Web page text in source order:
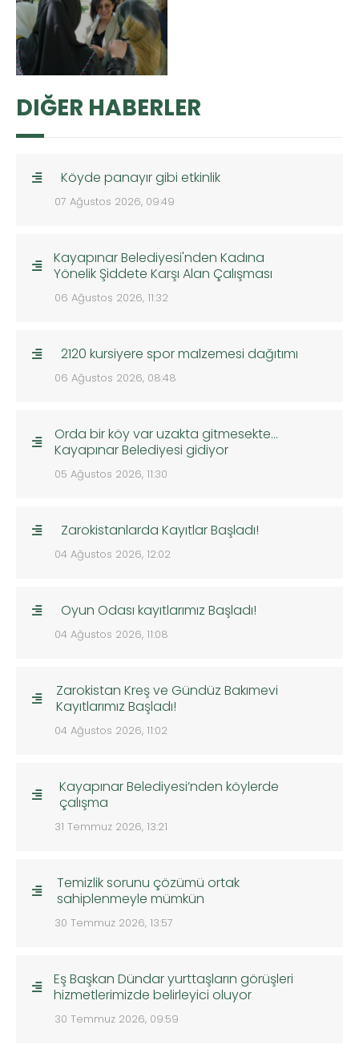
DIĞER HABERLER
Köyde panayır gibi etkinlik
07 Ağustos 2026, 09:49
Kayapınar Belediyesi'nden Kadına
Yönelik Şiddete Karşı Alan Çalışması
06 Ağustos 2026, 11:32
2120 kursiyere spor malzemesi dağıtımı
06 Ağustos 2026, 08:48
Orda bir köy var uzakta gitmesekte…
Kayapınar Belediyesi gidiyor
05 Ağustos 2026, 11:30
Zarokistanlarda Kayıtlar Başladı!
04 Ağustos 2026, 12:02
Oyun Odası kayıtlarımız Başladı!
04 Ağustos 2026, 11:08
Zarokistan Kreş ve Gündüz Bakımevi
Kayıtlarımız Başladı!
04 Ağustos 2026, 11:02
Kayapınar Belediyesi’nden köylerde
çalışma
31 Temmuz 2026, 13:21
Temizlik sorunu çözümü ortak
sahiplenmeyle mümkün
30 Temmuz 2026, 13:57
Eş Başkan Dündar yurttaşların görüşleri
hizmetlerimizde belirleyici oluyor
30 Temmuz 2026, 09:59